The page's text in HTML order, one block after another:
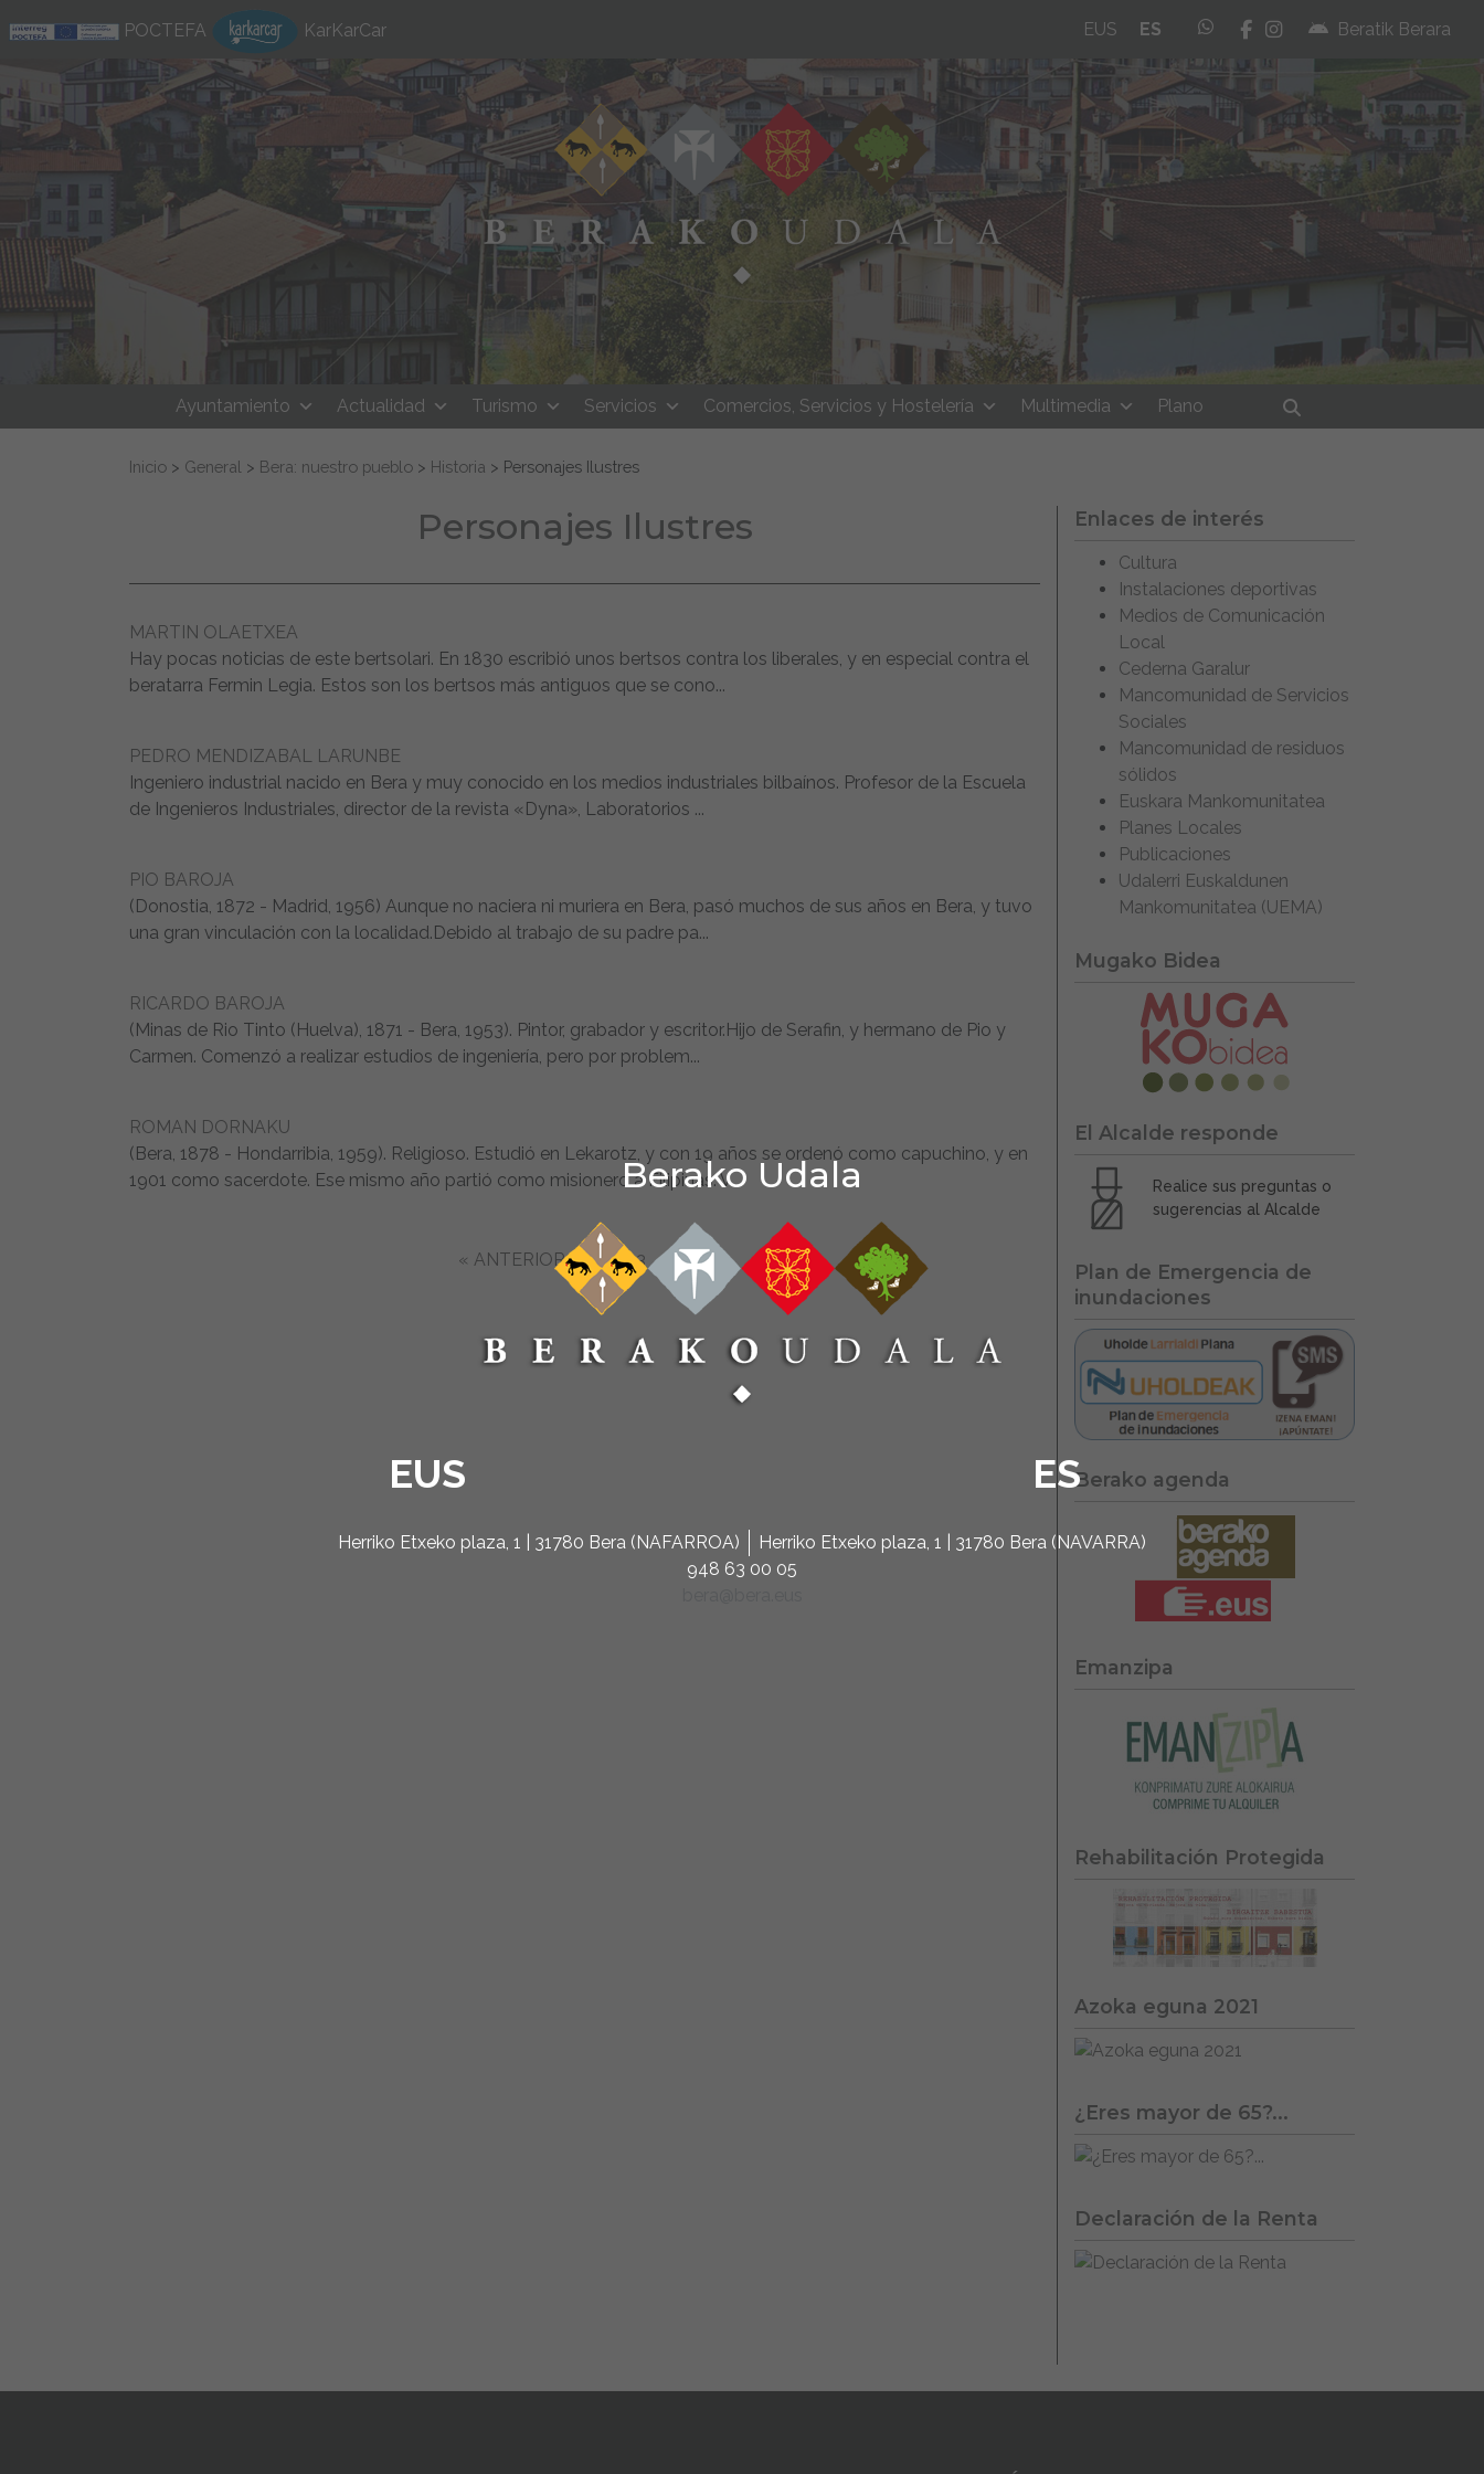
Berako Udala
EUS ES
Herriko Etxeko plaza, 1 | 31780 Bera (NAFARROA)
Herriko Etxeko plaza, 1 | 31780 Bera (NAVARRA)
948 63 00 05
POCTEFA
KarKarCar EUS ES whatsapp
facebook
instagram
Beratik Berara
Ayuntamiento Actualidad Turismo Servicios Comercios, Servicios y Hostelería Multimedia
Plano
Buscar
Buscar:
Inicio > General > Bera: nuestro pueblo > Historia > Personajes Ilustres
Personajes Ilustres
MARTIN OLAETXEA
Hay pocas noticias de este bertsolari. En 1830 escribió unos bertsos contra los liberales, y en especial contra el
beratarra Fermin Legia. Estos son los bertsos más antiguos que se cono...
PEDRO MENDIZABAL LARUNBE
Ingeniero industrial nacido en Bera y muy conocido en los medios industriales bilbaínos. Profesor de la Escuela
de Ingenieros Industriales, director de la revista «Dyna», Laboratorios ...
PIO BAROJA
(Donostia, 1872 - Madrid, 1956) Aunque no naciera ni muriera en Bera, pasó muchos de sus años en Bera, y tuvo
una gran vinculación con la localidad.Debido al trabajo de su padre pa...
RICARDO BAROJA
(Minas de Rio Tinto (Huelva), 1871 - Bera, 1953). Pintor, grabador y escritor.Hijo de Serafin, y hermano de Pio y
Carmen. Comenzó a realizar estudios de ingeniería, pero por problem...
ROMAN DORNAKU
(Bera, 1878 - Hondarribia, 1959). Religioso. Estudió en Lekarotz, y con 19 años se ordenó como capuchino, y en
1901 como sacerdote. Ese mismo año partió como misionero a Filipinas. V...
« ANTERIOR 1 2 3 4 5
Enlaces de interés
Cultura
Instalaciones deportivas
Medios de Comunicación
Local
Cederna Garalur
Mancomunidad de Servicios
Sociales
Mancomunidad de residuos
sólidos
Euskara Mankomunitatea
Planes Locales
Publicaciones
Udalerri Euskaldunen
Mankomunitatea (UEMA)
Mugako Bidea
El Alcalde responde
Realice sus preguntas o
sugerencias al Alcalde
Plan de Emergencia de
inundaciones
Berako agenda
Emanzipa
Rehabilitación Protegida
Azoka eguna 2021
¿Eres mayor de 65?...
Declaración de la Renta